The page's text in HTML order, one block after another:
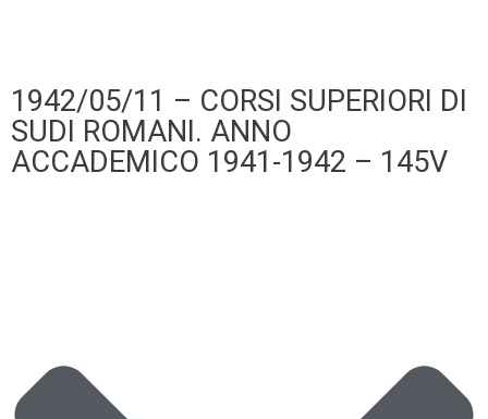
1942/05/11 – CORSI SUPERIORI DI
SUDI ROMANI. ANNO
ACCADEMICO 1941-1942 – 145V